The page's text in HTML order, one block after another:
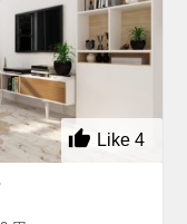
Like 4